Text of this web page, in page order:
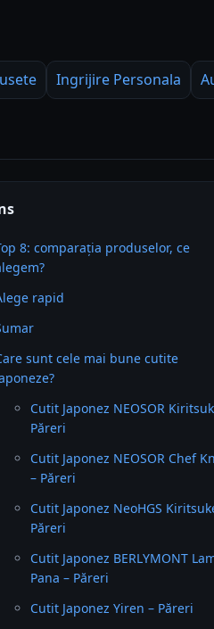
Ingrijire Personala
8: comparația produselor, ce
rapid
sunt cele mai bune cutite
Cutit Japonez NEOSOR
Păreri
Cutit Japonez NEOSOR Chef
– Păreri
Cutit Japonez NeoHGS
Păreri
Cutit Japonez BERLYMONT
Pana – Păreri
Cutit Japonez Yiren – Păreri